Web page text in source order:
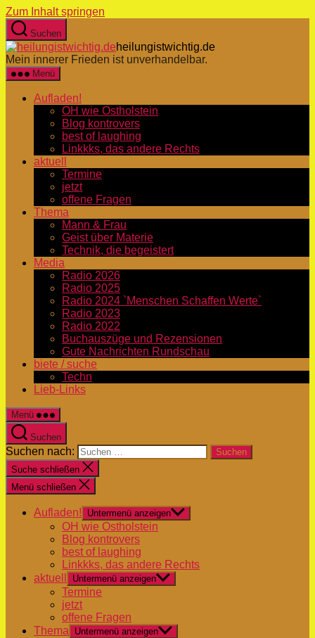
Zum Inhalt springen
Suchen
heilungistwichtig.de
Mein innerer Frieden ist unverhandelbar.
Menü
Aufladen!
OH wie Ostholstein
Blog kontrovers
best of laughing
Linkkks, das andere Rechts
aktuell
Termine
jetzt
offene Fragen
Thema
Mann & Frau
Geist über Materie
Technik, die begeistert
Media
Radio 2026
Radio 2025
Radio 2024 `Menschen Schaffen Werte`
Radio 2023
Radio 2022
Buchauszüge und Rezensionen
Gute Nachrichten Rundschau
biete / suche
Techn
Lieb-Links
Menü
Suchen
Suchen nach:
Suche schließen
Menü schließen
Aufladen! Untermenü anzeigen
OH wie Ostholstein
Blog kontrovers
best of laughing
Linkkks, das andere Rechts
aktuell
Untermenü anzeigen
Termine
jetzt
offene Fragen
Thema
Untermenü anzeigen